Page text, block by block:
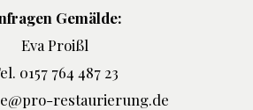
Gemälde:
Eva Proißl
0157 764 487 23
restaurierung.de